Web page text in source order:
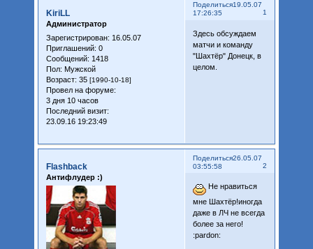
Поделиться
1
19.05.07
17:26:35
KiriLL
Администратор
Зарегистрирован: 16.05.07
Приглашений: 0
Сообщений: 1418
Пол: Мужской
Возраст: 35 [1990-10-18]
Провел на форуме:
3 дня 10 часов
Последний визит:
23.09.16 19:23:49
Здесь обсуждаем
матчи и команду
"Шахтёр" Донецк, в
целом.
Поделиться
2
26.05.07
03:55:58
Flashback
Антифлудер :)
Не нравиться
мне Шахтёр!иногда
даже в ЛЧ не всегда
более за него!
:pardon: